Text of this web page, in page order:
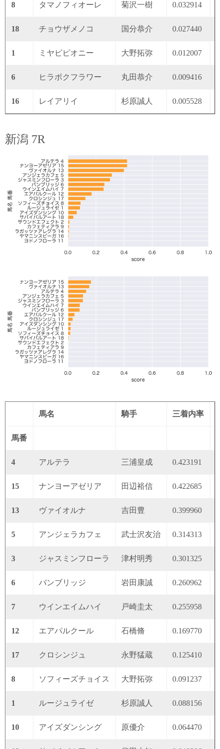
8 タマノフィオーレ 菊沢一樹 0.032914
18 チョウザメノコ 国分恭介 0.027440
1 ミヤビピオニー 大野拓弥 0.012007
6 ヒラボクフラワー 丸田恭介 0.009416
16 レイアリイ 杉原誠人 0.005528
新潟 7R
馬名 騎手 三着内率
馬番
4 アルテラ 三浦皇成 0.423191
15 ナンヨーアゼリア 田辺裕信 0.422685
13 ヴァイオルナ 吉田豊 0.399960
5 アンジェラカフェ 武士沢友治 0.314313
3 ジャスミンフローラ 津村明秀 0.301325
6 バンブリッジ 岩田康誠 0.260962
7 ウインエイムハイ 戸崎圭太 0.255958
12 エアパルクール 石橋脩 0.169770
17 クロシンジュ 永野猛蔵 0.125410
8 ソフィーズチョイス 大野拓弥 0.091237
1 ルージュライゼ 杉原誠人 0.088156
10 アイズダンシング 原優介 0.064470